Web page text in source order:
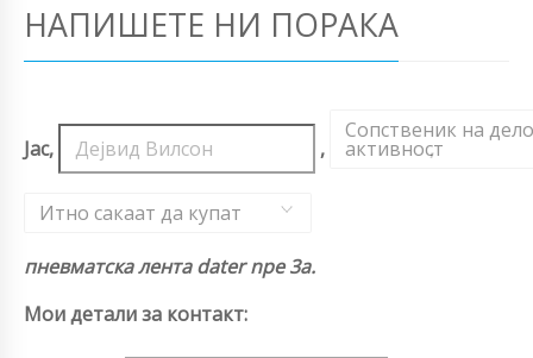
НАПИШЕТЕ НИ ПОРАКА
Јас, ,
Сопственик на
активност
,
Итно сакаат да купат
пневматска лента dater npe 3a.
Мои детали за контакт: